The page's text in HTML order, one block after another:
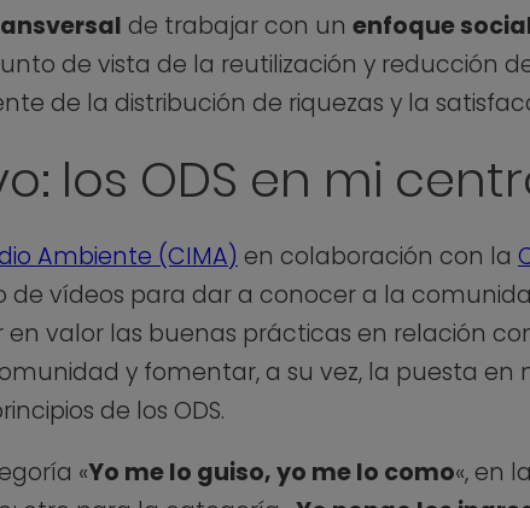
de trabajar con un enfoque
de vista de la reutilización y reducción
de la distribución de riquezas y la
los ODS en mi
Ambiente (CIMA) en colaboración con la
de vídeos para dar a conocer a la
en valor las buenas prácticas en relación
y fomentar, a su vez, la puesta en
de los ODS.
«Yo me lo guiso, yo me lo como«, en